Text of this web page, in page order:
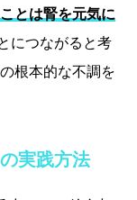
とは腎を元気に
につながると考
根本的な不調を
実践方法